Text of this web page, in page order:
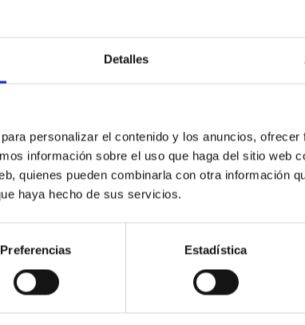
Detalles
personalizar el contenido y los anuncios,
información sobre el uso que haga del sitio web
quienes pueden combinarla con otra información
haya hecho de sus servicios.
Preferencias Estadística
fraud policy
IAC PORTAL
Sitemap
Privacy policy
Legal notice